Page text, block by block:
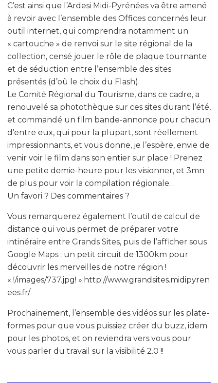
C’est ainsi que l’Ardesi Midi-Pyrénées va être amené
à revoir avec l’ensemble des Offices concernés leur
outil internet, qui comprendra notamment un
« cartouche » de renvoi sur le site régional de la
collection, censé jouer le rôle de plaque tournante
et de séduction entre l’ensemble des sites
présentés (d’où le choix du Flash).
Le Comité Régional du Tourisme, dans ce cadre, a
renouvelé sa photothèque sur ces sites durant l’été,
et commandé un film bande-annonce pour chacun
d’entre eux, qui pour la plupart, sont réellement
impressionnants, et vous donne, je l’espère, envie de
venir voir le film dans son entier sur place ! Prenez
une petite demie-heure pour les visionner, et 3mn
de plus pour voir la compilation régionale…
Un favori ? Des commentaires ?
Vous remarquerez également l’outil de calcul de
distance qui vous permet de préparer votre
intinéraire entre Grands Sites, puis de l’afficher sous
Google Maps : un petit circuit de 1300km pour
découvrir les merveilles de notre région !
« !/images/737.jpg! »:http://www.grandsites.midipyren
ees.fr/
Prochainement, l’ensemble des vidéos sur les plate-
formes pour que vous puissiez créer du buzz, idem
pour les photos, et on reviendra vers vous pour
vous parler du travail sur la visibilité 2.0 !!